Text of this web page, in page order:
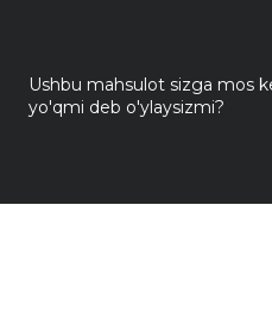
Ushbu mahsulot sizga mos
yo'qmi deb o'ylaysizmi?